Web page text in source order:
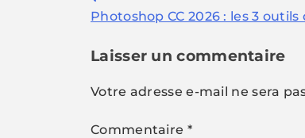
de
l’article
Photoshop CC 2026 : les 3
Laisser un commentaire
Votre adresse e-mail ne sera
Commentaire *